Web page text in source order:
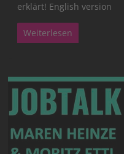
erklärt! English version
Weiterlesen